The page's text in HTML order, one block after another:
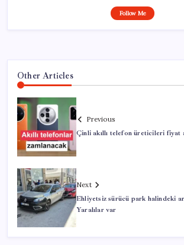
Follow Me
Other Articles
Previous
Çinli akıllı telefon üreticileri fiyat
Next
Ehliyetsiz sürücü park halindeki
Yaralılar var